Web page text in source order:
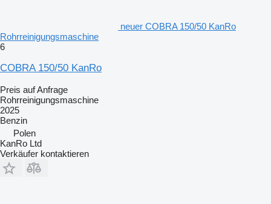
neuer COBRA 150/50 KanRo
Rohrreinigungsmaschine
6
COBRA 150/50 KanRo
Preis auf Anfrage
Rohrreinigungsmaschine
2025
Benzin
Polen
KanRo Ltd
Verkäufer kontaktieren